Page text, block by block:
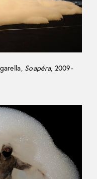
Soapéra, 2009-